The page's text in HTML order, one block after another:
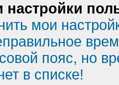
мои
пояс, но
в списке!